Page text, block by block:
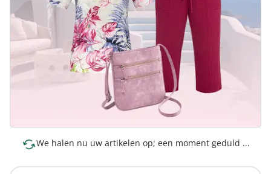
We halen nu uw artikelen op; een moment geduld ...